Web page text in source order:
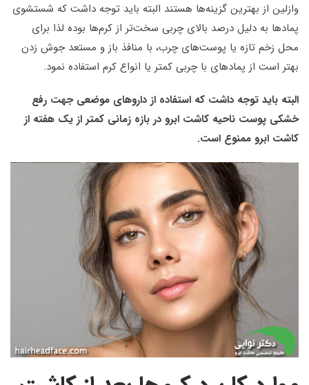
وازلین از بهترین گزینه‌ها هستند البته باید توجه داشت که شستشوی
پمادها به دلیل درصد بالای چربی سخت‌تر از کرم‌ها بوده لذا برای
محل زخم تازه یا پوست‌های چرب، با منافذ باز و مستعد جوش زدن
بهتر است از پمادهای با چربی کمتر یا انواع کرم استفاده نمود.
البته باید توجه داشت که استفاده از داروهای موضعی جهت رفع
خشکی پوست ناحیه کاشت ابرو در بازه زمانی کمتر از یک هفته از
کاشت ابرو ممنوع است.